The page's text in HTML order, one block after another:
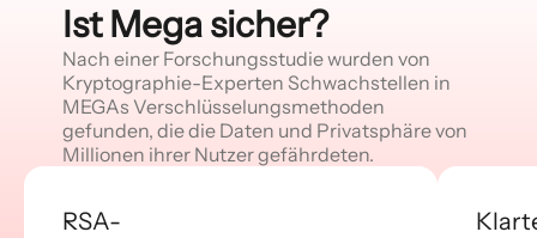
Ist Mega sicher?
Nach einer Forschungsstudie wurden von
Kryptographie-Experten Schwachstellen in
MEGAs Verschlüsselungsmethoden
gefunden, die die Daten und Privatsphäre von
Millionen ihrer Nutzer gefährdeten.
RSA-